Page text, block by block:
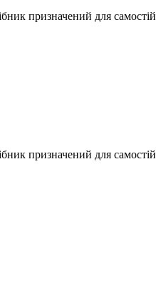
призначений для
призначений для